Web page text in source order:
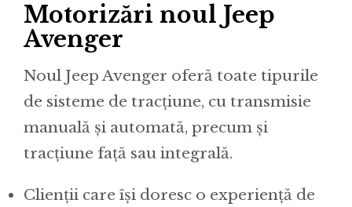
Motorizări noul Jeep
Avenger
Noul Jeep Avenger oferă toate tipurile
de sisteme de tracțiune, cu transmisie
manuală și automată, precum și
tracțiune față sau integrală.
Clienții care își doresc o experiență de